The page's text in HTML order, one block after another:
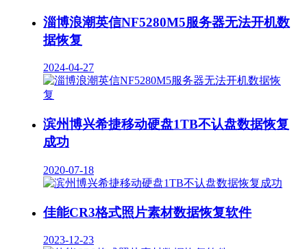
淄博浪潮英信NF5280M5服务器无法开机数
据恢复
2024-04-27
滨州博兴希捷移动硬盘1TB不认盘数据恢复
成功
2020-07-18
佳能CR3格式照片素材数据恢复软件
2023-12-23